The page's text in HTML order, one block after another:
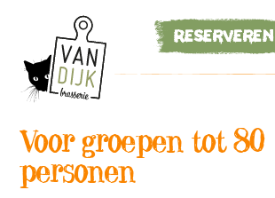
Reserveren
Voor groepen tot 80
personen